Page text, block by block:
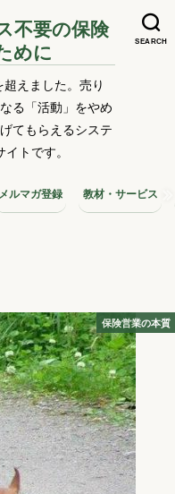
SEARCH
不要の保険
めに
えました。売り
る「活動」をやめ
てもらえるシステ
トです。
メルマガ登録 教材・サービス
保険営業の本質